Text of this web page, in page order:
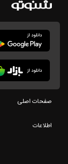
صفحات اصلی
اطلاعات